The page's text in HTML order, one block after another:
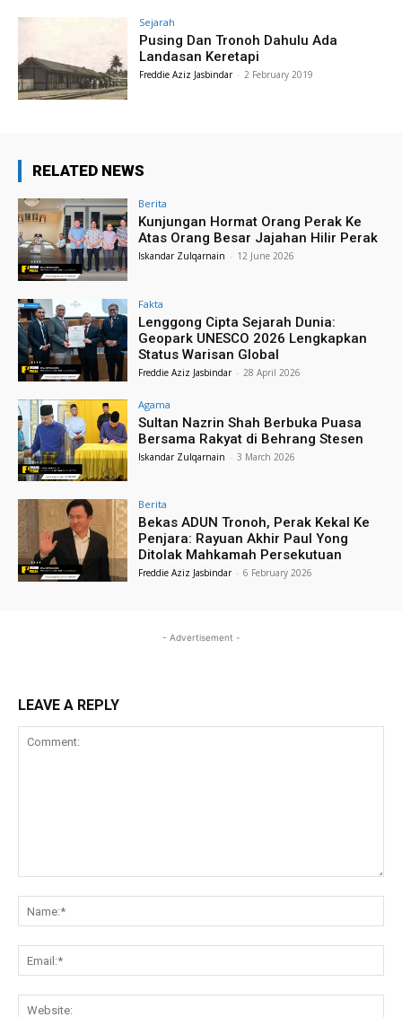
Sejarah
Pusing Dan Tronoh Dahulu Ada
Landasan Keretapi
Freddie Aziz Jasbindar - 2 February 2019
RELATED NEWS
Berita
Kunjungan Hormat Orang Perak Ke
Atas Orang Besar Jajahan Hilir Perak
Iskandar Zulqarnain - 12 June 2026
Fakta
Lenggong Cipta Sejarah Dunia:
Geopark UNESCO 2026 Lengkapkan
Status Warisan Global
Freddie Aziz Jasbindar - 28 April 2026
Agama
Sultan Nazrin Shah Berbuka Puasa
Bersama Rakyat di Behrang Stesen
Iskandar Zulqarnain - 3 March 2026
Berita
Bekas ADUN Tronoh, Perak Kekal Ke
Penjara: Rayuan Akhir Paul Yong
Ditolak Mahkamah Persekutuan
Freddie Aziz Jasbindar - 6 February 2026
- Advertisement -
LEAVE A REPLY